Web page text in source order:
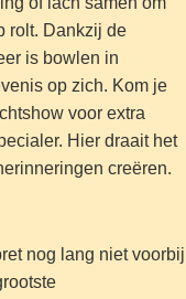
rolt. Dankzij de
is bowlen in
op zich. Kom je
voor extra
Hier draait het
creëren.
nog lang niet voorbij